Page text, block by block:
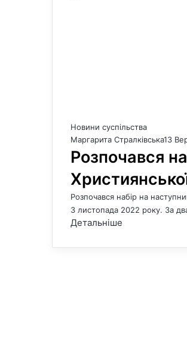
Новини суспільства
Маргарита Стралківська13
Розпочався
Розпочався набір на
3 листопада 2022 року. За
Детальніше